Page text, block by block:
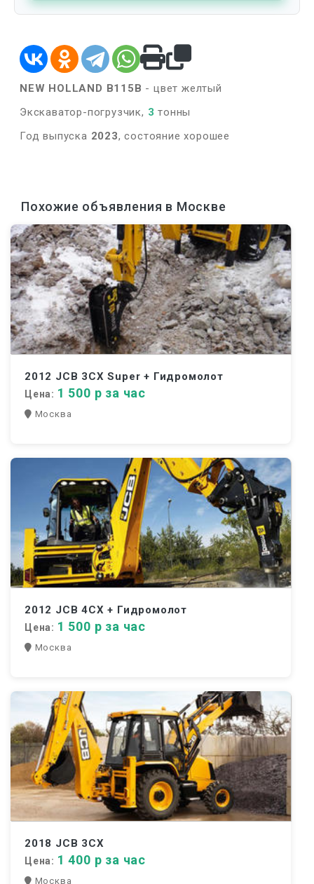
NEW HOLLAND B115B - цвет желтый
Экскаватор-погрузчик, 3 тонны
Год выпуска 2023, состояние хорошее
Похожие объявления в Москве
2012 JCB 3CX Super + Гидромолот
Цена: 1 500 р за час
Москва
2012 JCB 4CX + Гидромолот
Цена: 1 500 р за час
Москва
2018 JCB 3CX
Цена: 1 400 р за час
Москва